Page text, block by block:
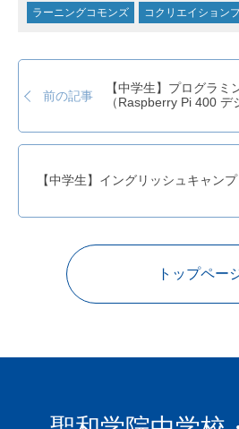
ラーニングコモンズ コクリエイション
前の記事
【中学生】プログラミ
（Raspberry Pi 400 デ
【中学生】イングリッシュキャンプ
トップペー